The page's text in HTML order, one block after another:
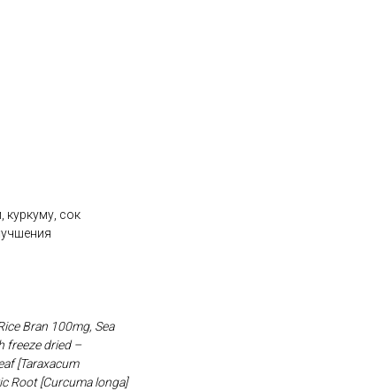
сок
Bran 100mg, Sea
freeze dried –
[Taraxacum
Root [Curcuma longa]